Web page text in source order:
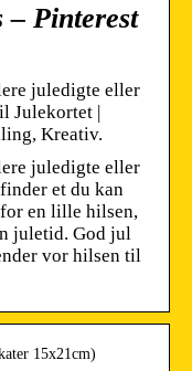
– Pinterest
juledigte eller
Julekortet |
Kreativ.
juledigte eller
et du kan
en lille hilsen,
juletid. God jul
vor hilsen til
15x21cm)